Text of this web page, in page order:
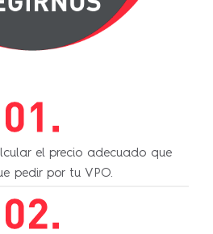
el precio adecuado que
pedir por tu VPO.